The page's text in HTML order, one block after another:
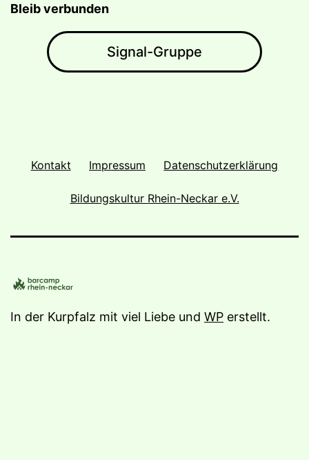
Bleib verbunden
Signal-Gruppe
Kontakt Impressum Datenschutzerklärung
Bildungskultur Rhein-Neckar e.V.
In der Kurpfalz mit viel Liebe und WP erstellt.